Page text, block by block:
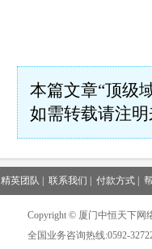
本篇文章“顶级
如需转载请注
精英团队 联系我们 付款方式|
Copyright © 厦门中恒天下网
全国业务咨询热线:0592-